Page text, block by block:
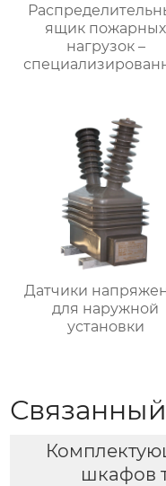
ящик пожарных
нагрузок –
Датчики
для наружной
установки
Связанный
шкафов